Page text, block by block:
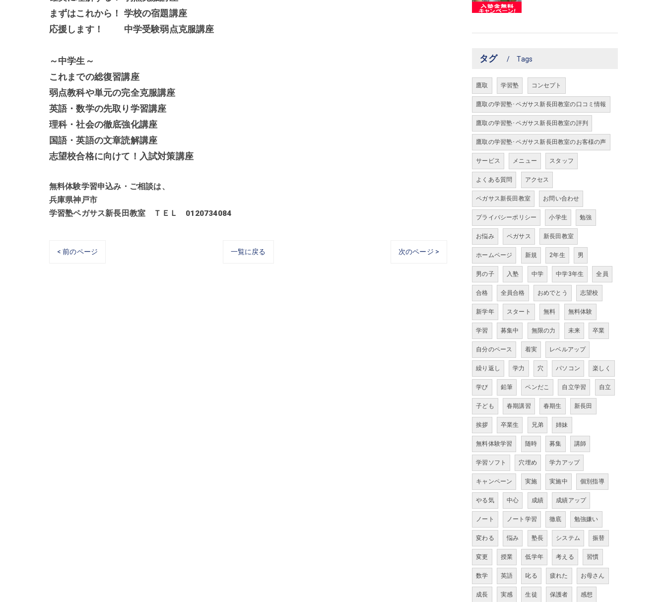
まずはこれから！ 学校の宿題講座
応援します！ 中学受験弱点克服講座
～中学生～
これまでの総復習講座
弱点教科や単元の完全克服講座
英語・数学の先取り学習講座
理科・社会の徹底強化講座
国語・英語の文章読解講座
志望校合格に向けて！入試対策講座
無料体験学習申込み・ご相談は、
兵庫県神戸市
学習塾ペガサス新長田教室 ＴＥＬ 0120734084
< 前のページ 一覧に戻る 次のページ >
タグ Tags
鷹取 学習塾 コンセプト
鷹取の学習塾･ペガサス新長田教室の口コミ情報
鷹取の学習塾･ペガサス新長田教室の評判
鷹取の学習塾･ペガサス新長田教室のお客様の声
サービス メニュー スタッフ
よくある質問 アクセス
ペガサス新長田教室 お問い合わせ
プライバシーポリシー 小学生 勉強
お悩み ペガサス 新長田教室
ホームページ 新規 2年生 男
男の子 入塾 中学 中学3年生 全員
合格 全員合格 おめでとう 志望校
新学年 スタート 無料 無料体験
学習 募集中 無限の力 未来 卒業
自分のペース 着実 レベルアップ
繰り返し 学力 穴 パソコン 楽しく
学び 鉛筆 ペンだこ 自立学習 自立
子ども 春期講習 春期生 新長田
挨拶 卒業生 兄弟 姉妹
無料体験学習 随時 募集 講師
学習ソフト 穴埋め 学力アップ
キャンペーン 実施 実施中 個別指導
やる気 中心 成績 成績アップ
ノート ノート学習 徹底 勉強嫌い
変わる 悩み 塾長 システム 振替
変更 授業 低学年 考える 習慣
数学 英語 叱る 疲れた お母さん
成長 実感 生徒 保護者 感想